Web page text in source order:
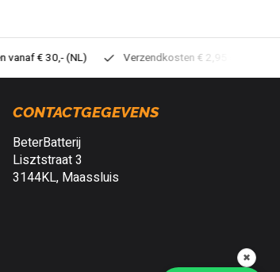
€ 30,- (NL) Verzendkosten € 2,95 (NL)
CONTACTGEGEVENS
BeterBatterij
Lisztstraat 3
3144KL, Maassluis
✖